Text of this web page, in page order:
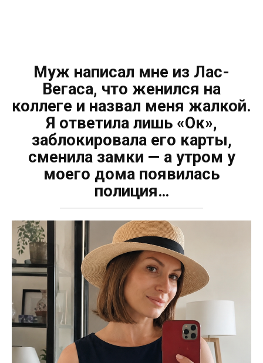
Муж написал мне из Лас-
Вегаса, что женился на
коллеге и назвал меня жалкой.
Я ответила лишь «Ок»,
заблокировала его карты,
сменила замки — а утром у
моего дома появилась
полиция…